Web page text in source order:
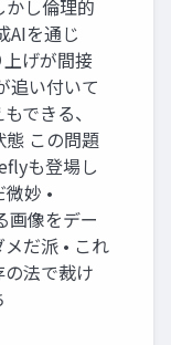
し倫理的
AIを通じ
げが間接
追い付いて
できる、
態 この問題
も登場し
妙 •
画像をデー
だ派 • これ
法で裁け